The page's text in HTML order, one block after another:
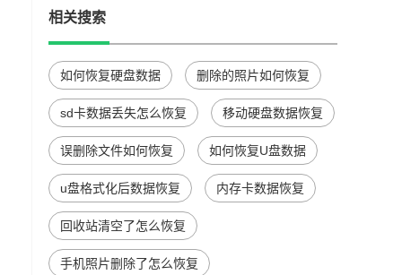
相关搜索
如何恢复硬盘数据 删除的照片如何恢复
sd卡数据丢失怎么恢复 移动硬盘数据恢复
误删除文件如何恢复 如何恢复U盘数据
u盘格式化后数据恢复 内存卡数据恢复
回收站清空了怎么恢复
手机照片删除了怎么恢复